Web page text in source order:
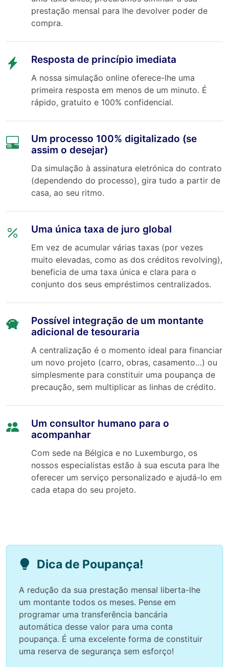
prestação mensal para lhe devolver poder de
compra.
Resposta de princípio imediata
A nossa simulação online oferece-lhe uma
primeira resposta em menos de um minuto. É
rápido, gratuito e 100% confidencial.
Um processo 100% digitalizado (se
assim o desejar)
Da simulação à assinatura eletrónica do contrato
(dependendo do processo), gira tudo a partir de
casa, ao seu ritmo.
Uma única taxa de juro global
Em vez de acumular várias taxas (por vezes
muito elevadas, como as dos créditos revolving),
beneficia de uma taxa única e clara para o
conjunto dos seus empréstimos centralizados.
Possível integração de um montante
adicional de tesouraria
A centralização é o momento ideal para financiar
um novo projeto (carro, obras, casamento…) ou
simplesmente para constituir uma poupança de
precaução, sem multiplicar as linhas de crédito.
Um consultor humano para o
acompanhar
Com sede na Bélgica e no Luxemburgo, os
nossos especialistas estão à sua escuta para lhe
oferecer um serviço personalizado e ajudá-lo em
cada etapa do seu projeto.
Dica de Poupança!
A redução da sua prestação mensal liberta-lhe
um montante todos os meses. Pense em
programar uma transferência bancária
automática desse valor para uma conta
poupança. É uma excelente forma de constituir
uma reserva de segurança sem esforço!